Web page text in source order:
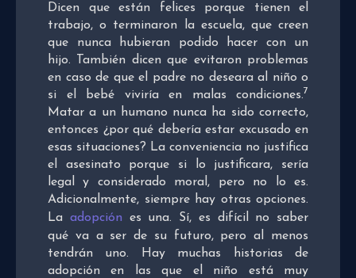
Dicen que están felices porque tienen el
trabajo, o terminaron la escuela, que creen
que nunca hubieran podido hacer con un
hijo. También dicen que evitaron problemas
en caso de que el padre no deseara al niño o
si el bebé viviría en malas condiciones.7
Matar a un humano nunca ha sido correcto,
entonces ¿por qué debería estar excusado en
esas situaciones? La conveniencia no justifica
el asesinato porque si lo justificara, sería
legal y considerado moral, pero no lo es.
Adicionalmente, siempre hay otras opciones.
La adopción es una. Sí, es difícil no saber
qué va a ser de su futuro, pero al menos
tendrán uno. Hay muchas historias de
adopción en las que el niño está muy